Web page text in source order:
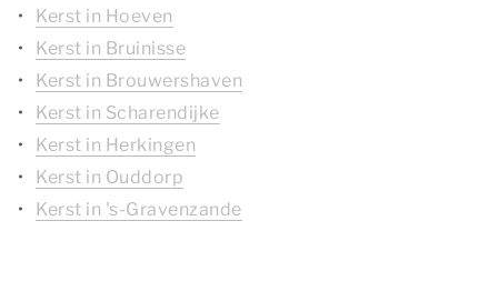
Kerst in Hoeven
Kerst in Bruinisse
Kerst in Brouwershaven
Kerst in Scharendijke
Kerst in Herkingen
Kerst in Ouddorp
Kerst in 's-Gravenzande